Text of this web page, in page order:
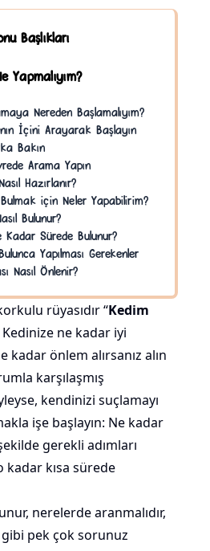
Başlıkları
Yapmalıyım?
Nereden Başlamalıyım?
İçini Arayarak Başlayın
Bakın
Arama Yapın
Hazırlanır?
için Neler Yapabilirim?
Bulunur?
Kadar Sürede Bulunur?
Yapılması Gerekenler
Nasıl Önlenir?
rüyasıdır “Kedim
Kedinize ne kadar iyi
kadar önlem alırsanız alın
karşılaşmış
kendinizi suçlamayı
işe başlayın: Ne kadar
gerekli adımları
kadar kısa sürede
nerelerde aranmalıdır,
pek çok sorunuz